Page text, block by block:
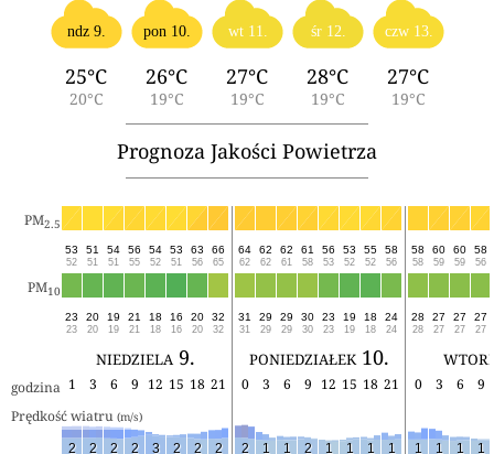
ndz 9.
25°C
20°C
pon 10.
26°C
19°C
wt 11.
27°C
19°C
śr 12.
28°C
19°C
czw 13.
27°C
19°C
Prognoza Jakości Powietrza
PM2.5
53
52
51
51
54
51
56
55
54
52
53
51
63
56
66
65
64
62
62
62
62
61
61
58
56
53
53
52
55
52
58
56
58
58
60
59
60
59
58
56
PM10
23
23
20
20
19
19
21
21
18
18
16
16
20
20
32
32
31
31
29
29
29
29
30
30
23
23
19
19
18
18
24
24
28
28
27
27
27
27
27
27
niedziela 9. poniedziałek 10.
godzina 1 3 6 9 12 15 18 21 0 3 6 9 12 15 18 21 0 3 6
9
Prędkość wiatru (m/s)
2 2 2 2 3 2 2 2 2 1 1 2 1 1 1 1 1 1 1 1